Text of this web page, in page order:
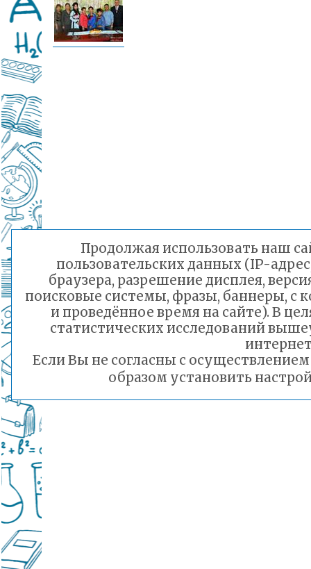
Продолжая использовать наш
пользовательских данных (IP-
браузера, разрешение дисплея,
поисковые системы, фразы, баннеры, с
и проведённое время на сайте). В
статистических исследований
Если Вы не согласны с
образом установить